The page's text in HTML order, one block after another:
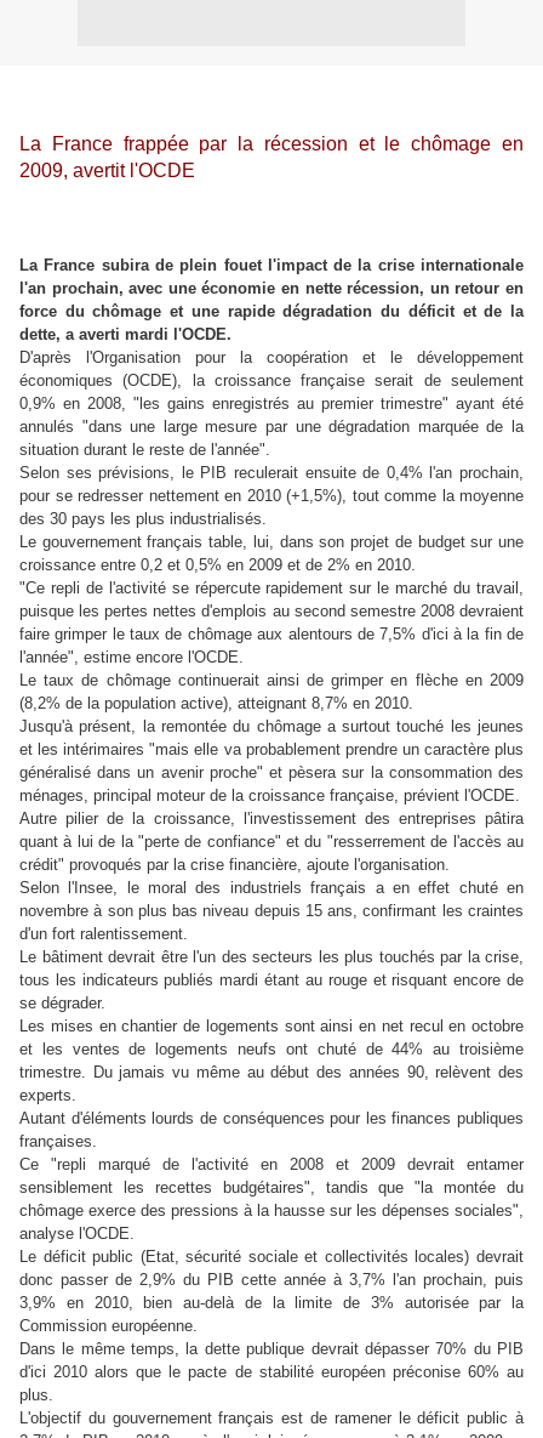
La France frappée par la récession et le chômage en
2009, avertit l'OCDE
La France subira de plein fouet l'impact de la crise internationale
l'an prochain, avec une économie en nette récession, un retour en
force du chômage et une rapide dégradation du déficit et de la
dette, a averti mardi l'OCDE.
D'après l'Organisation pour la coopération et le développement
économiques (OCDE), la croissance française serait de seulement
0,9% en 2008, "les gains enregistrés au premier trimestre" ayant été
annulés "dans une large mesure par une dégradation marquée de la
situation durant le reste de l'année".
Selon ses prévisions, le PIB reculerait ensuite de 0,4% l'an prochain,
pour se redresser nettement en 2010 (+1,5%), tout comme la moyenne
des 30 pays les plus industrialisés.
Le gouvernement français table, lui, dans son projet de budget sur une
croissance entre 0,2 et 0,5% en 2009 et de 2% en 2010.
"Ce repli de l'activité se répercute rapidement sur le marché du travail,
puisque les pertes nettes d'emplois au second semestre 2008 devraient
faire grimper le taux de chômage aux alentours de 7,5% d'ici à la fin de
l'année", estime encore l'OCDE.
Le taux de chômage continuerait ainsi de grimper en flèche en 2009
(8,2% de la population active), atteignant 8,7% en 2010.
Jusqu'à présent, la remontée du chômage a surtout touché les jeunes
et les intérimaires "mais elle va probablement prendre un caractère plus
généralisé dans un avenir proche" et pèsera sur la consommation des
ménages, principal moteur de la croissance française, prévient l'OCDE.
Autre pilier de la croissance, l'investissement des entreprises pâtira
quant à lui de la "perte de confiance" et du "resserrement de l'accès au
crédit" provoqués par la crise financière, ajoute l'organisation.
Selon l'Insee, le moral des industriels français a en effet chuté en
novembre à son plus bas niveau depuis 15 ans, confirmant les craintes
d'un fort ralentissement.
Le bâtiment devrait être l'un des secteurs les plus touchés par la crise,
tous les indicateurs publiés mardi étant au rouge et risquant encore de
se dégrader.
Les mises en chantier de logements sont ainsi en net recul en octobre
et les ventes de logements neufs ont chuté de 44% au troisième
trimestre. Du jamais vu même au début des années 90, relèvent des
experts.
Autant d'éléments lourds de conséquences pour les finances publiques
françaises.
Ce "repli marqué de l'activité en 2008 et 2009 devrait entamer
sensiblement les recettes budgétaires", tandis que "la montée du
chômage exerce des pressions à la hausse sur les dépenses sociales",
analyse l'OCDE.
Le déficit public (Etat, sécurité sociale et collectivités locales) devrait
donc passer de 2,9% du PIB cette année à 3,7% l'an prochain, puis
3,9% en 2010, bien au-delà de la limite de 3% autorisée par la
Commission européenne.
Dans le même temps, la dette publique devrait dépasser 70% du PIB
d'ici 2010 alors que le pacte de stabilité européen préconise 60% au
plus.
L'objectif du gouvernement français est de ramener le déficit public à